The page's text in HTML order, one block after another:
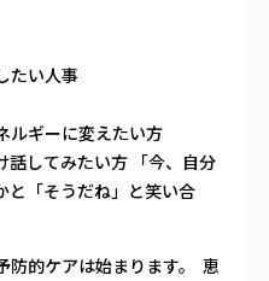
たい人事
ルギーに変えたい方
話してみたい方 「今、自分
と「そうだね」と笑い合
防的ケアは始まります。 恵